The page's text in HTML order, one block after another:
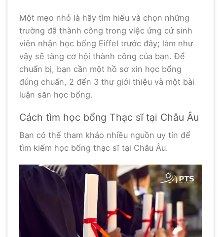
Một mẹo nhỏ là hãy tìm hiểu và chọn những
trường đã thành công trong việc ứng cử sinh
viên nhận học bổng Eiffel trước đây; làm như
vậy sẽ tăng cơ hội thành công của bạn. Để
chuẩn bị, bạn cần một hồ sơ xin học bổng
đúng chuẩn, 2 đến 3 thư giới thiệu và một bài
luận săn học bổng.
Cách tìm học bổng Thạc sĩ tại Châu Âu
Bạn có thể tham khảo nhiều nguồn uy tín để
tìm kiếm học bổng thạc sĩ tại Châu Âu.